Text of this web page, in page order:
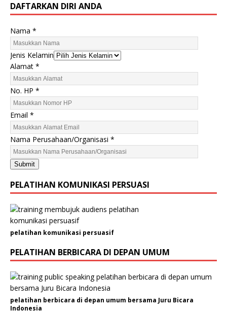
DAFTARKAN DIRI ANDA
N
o
.
N
a
m
a
A
l
a
m
a
Nama *
Jenis Kelamin
Alamat *
No. HP *
Email *
Nama Perusahaan/Organisasi *
Submit
PELATIHAN KOMUNIKASI PERSUASI
pelatihan komunikasi persuasif
PELATIHAN BERBICARA DI DEPAN UMUM
pelatihan berbicara di depan umum bersama Juru Bicara
Indonesia